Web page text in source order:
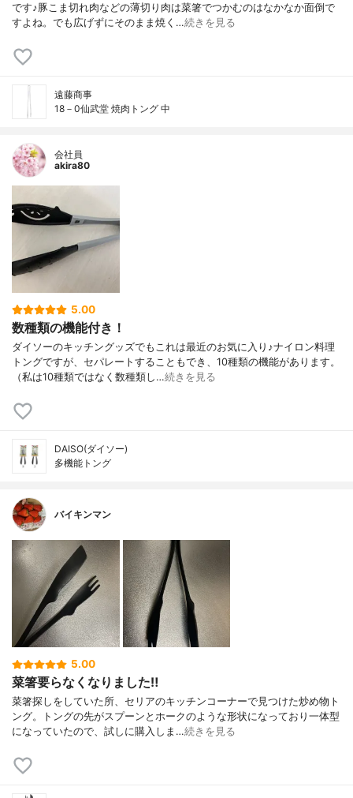
です♪豚こま切れ肉などの薄切り肉は菜箸でつかむのはなかなか面倒で
すよね。でも広げずにそのまま焼く…続きを見る
遠藤商事
18－0仙武堂 焼肉トング 中
会社員
akira80
5.00
数種類の機能付き！
ダイソーのキッチングッズでもこれは最近のお気に入り♪ナイロン料理
トングですが、セパレートすることもでき、10種類の機能があります。
（私は10種類ではなく数種類し…続きを見る
DAISO(ダイソー)
多機能トング
バイキンマン
5.00
菜箸要らなくなりました‼︎
菜箸探しをしていた所、セリアのキッチンコーナーで見つけた炒め物ト
ング。トングの先がスプーンとホークのような形状になっており一体型
になっていたので、試しに購入しま…続きを見る